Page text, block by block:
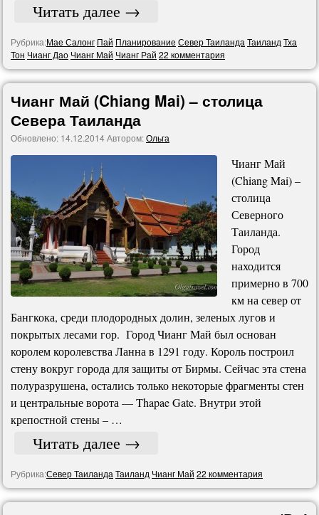
Читать далее →
Рубрика:Мае Салонг Пай Планирование Север Таиланда Таиланд Тха
Тон Чианг Дао Чианг Май Чианг Рай 22 комментария
Чианг Май (Chiang Mai) – столица
Севера Таиланда
Обновлено: 14.12.2014Автором:Ольга
Чианг Май
(Chiang Mai) –
столица
Северного
Таиланда.
Город
находится
примерно в 700
км на север от
Бангкока, среди плодородных долин, зеленых лугов и
покрытых лесами гор. Город Чианг Май был основан
королем королевства Ланна в 1291 году. Король построил
стену вокруг города для защиты от Бирмы. Сейчас эта стена
полуразрушена, остались только некоторые фрагменты стен
и центральные ворота — Thapae Gate. Внутри этой
крепостной стены – …
Читать далее →
Рубрика:Север Таиланда Таиланд Чианг Май 22 комментария